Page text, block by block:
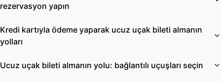
rezervasyon yapın
Kredi kartıyla ödeme yaparak ucuz uçak bileti almanın
yolları
Ucuz uçak bileti almanın yolu: bağlantılı uçuşları seçin